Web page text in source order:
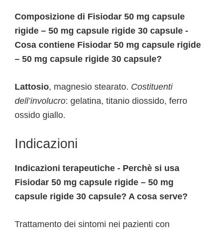
Composizione di Fisiodar 50 mg capsule
rigide – 50 mg capsule rigide 30 capsule -
Cosa contiene Fisiodar 50 mg capsule rigide
– 50 mg capsule rigide 30 capsule?
Lattosio, magnesio stearato. Costituenti
dell’involucro: gelatina, titanio diossido, ferro
ossido giallo.
Indicazioni
Indicazioni terapeutiche - Perchè si usa
Fisiodar 50 mg capsule rigide – 50 mg
capsule rigide 30 capsule? A cosa serve?
Trattamento dei sintomi nei pazienti con